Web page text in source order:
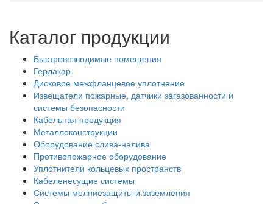
Каталог продукции
Быстровозводимые помещения
Гердакар
Дисковое межфланцевое уплотнение
Извещатели пожарные, датчики загазованности и
системы безопасности
Кабельная продукция
Металлоконструкции
Оборудование слива-налива
Противопожарное оборудование
Уплотнители кольцевых пространств
Кабеленесущие системы
Системы молниезащиты и заземления